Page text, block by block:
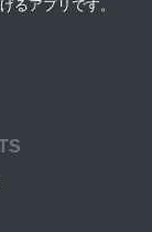
るアプリです。